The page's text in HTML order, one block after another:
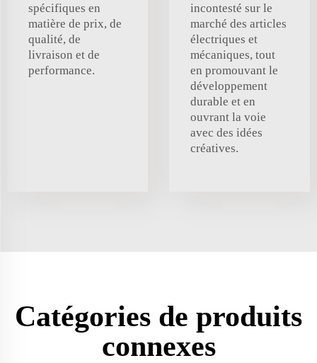
spécifiques en
matière de prix, de
qualité, de
livraison et de
performance.
incontesté sur le
marché des articles
électriques et
mécaniques, tout
en promouvant le
développement
durable et en
ouvrant la voie
avec des idées
créatives.
Catégories de produits
connexes